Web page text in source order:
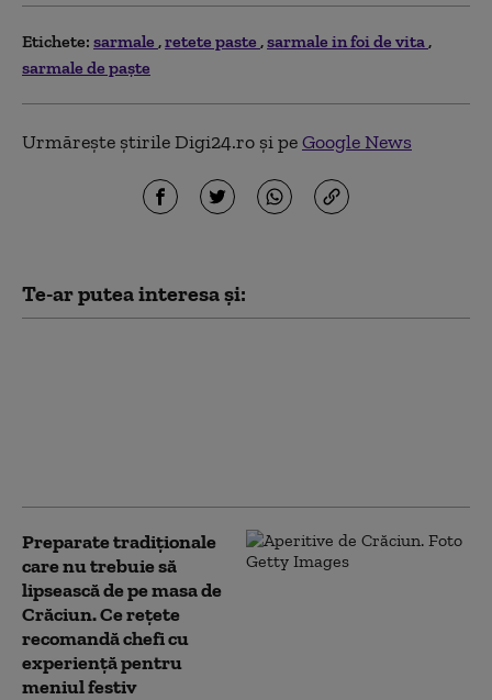
Etichete: sarmale retete paste sarmale in foi de vita
sarmale de paște
Urmărește știrile Digi24.ro și peGoogle News
Te-ar putea interesa și:
Preparate tradiționale
care nu trebuie să
lipsească de pe masa de
Crăciun. Ce rețete
recomandă chefi cu
experiență pentru
meniul festiv